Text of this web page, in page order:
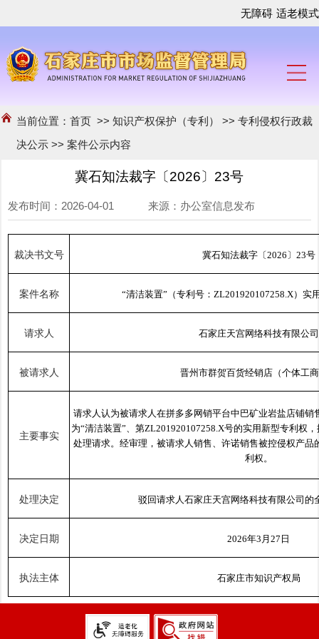
无障碍 适老模式
当前位置：首页 >>知识产权保护（专利） >>专利侵权行政裁
决公示 >>案件公示内容
冀石知法裁字〔2026〕23号
发布时间：2026-04-01 来源：办公室信息发布
裁决书文号 冀石知法裁字〔2026〕23号
案件名称 “清洁装置”（专利号：ZL201920107258.X）实
请求人 石家庄天宫网络科技有限公司
被请求人 晋州市群贺百货经销店（个体工
主要事实
请求人认为被请求人在拼多多网销平台中巴矿业岩盐店铺销
为“清洁装置”、第ZL201920107258.X号的实用新型专利权
处理请求。经审理，被请求人销售、许诺销售被控侵权产品
利权。
处理决定 驳回请求人石家庄天宫网络科技有限公司的
决定日期 2026年3月27日
执法主体 石家庄市知识产权局